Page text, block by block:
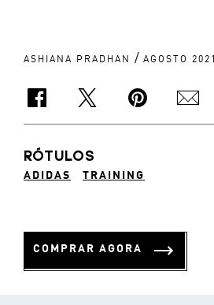
ASHIANA PRADHAN / AGOSTO 2021
RÓTULOS
ADIDAS TRAINING
COMPRAR AGORA